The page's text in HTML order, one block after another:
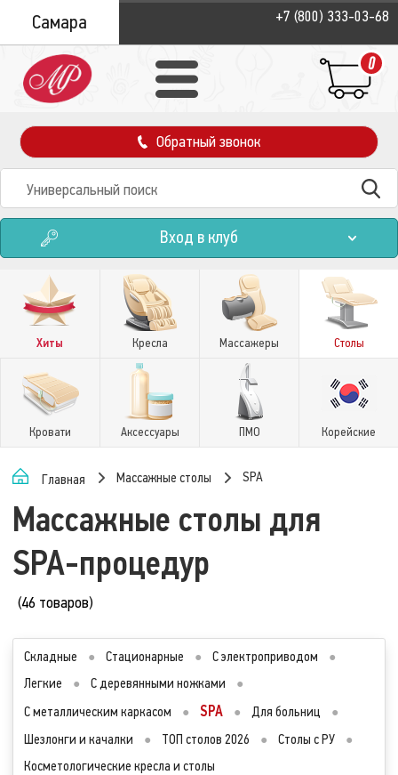
Самара +7 (800) 333-03-68
0
Обратный звонок
Вход в клуб
Хиты Кресла Массажеры Столы
Кровати Аксессуары ПМО Корейские
Главная Массажные столы SPA
Массажные столы для
SPA-процедур
(46 товаров)
Складные ● Стационарные ● С электроприводом
●
Легкие
● С деревянными ножками
●
С металлическим каркасом
● SPA ● Для больниц
●
Шезлонги и качалки
● ТОП столов 2026 ● Столы с РУ
●
Косметологические кресла и столы